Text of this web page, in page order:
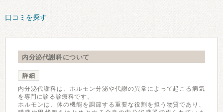
口コミを探す
内分泌代謝科について
詳細
内分泌代謝科は、ホルモン分泌や代謝の異常によって起こる病気
を専門に診る診療科です。
ホルモンは、体の機能を調節する重要な役割を担う物質であり、